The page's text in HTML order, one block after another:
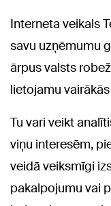
Interneta veikals
savu uzņēmumu
ārpus valsts
lietojamu
Tu vari veikt
viņu interesēm,
veidā veiksmīgi
pakalpojumu vai